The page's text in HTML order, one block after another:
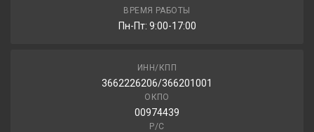
ВРЕМЯ РАБОТЫ
Пн-Пт: 9:00-17:00
ИНН/КПП
3662226206/366201001
ОКПО
00974439
Р/С